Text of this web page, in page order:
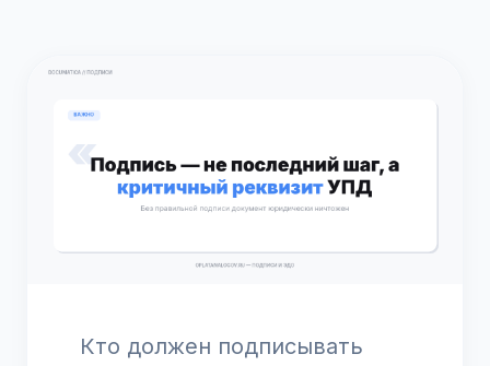
Кто должен подписывать